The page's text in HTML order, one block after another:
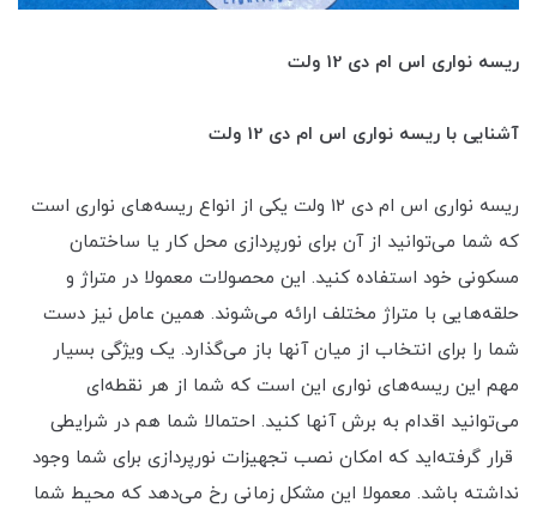
ریسه نواری اس ام دی 12 ولت
آشنایی با ریسه نواری اس ام دی 12 ولت
ریسه نواری اس ام دی 12 ولت یکی از انواع ریسه‌های نواری است
که شما می‌توانید از آن برای نورپردازی محل کار یا ساختمان
مسکونی خود استفاده کنید. این محصولات معمولا در متراژ و
حلقه‌هایی با متراژ مختلف ارائه می‌شوند. همین عامل نیز دست
شما را برای انتخاب از میان آنها باز می‌گذارد. یک ویژگی بسیار
مهم این ریسه‌های نواری این است که شما از هر نقطه‌ای
می‌توانید اقدام به برش آنها کنید. احتمالا شما هم در شرایطی
قرار گرفته‌اید که امکان نصب تجهیزات نورپردازی برای شما وجود
نداشته باشد. معمولا این مشکل زمانی رخ می‌دهد که محیط شما